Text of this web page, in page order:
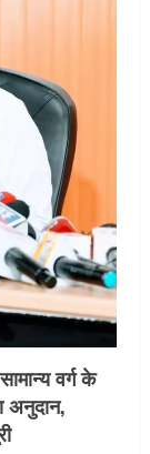
वर्ग के
अनुदान,